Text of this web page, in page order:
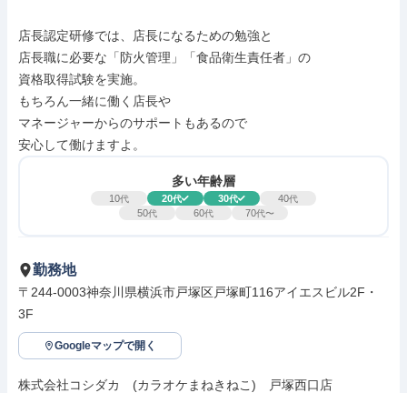
店長認定研修では、店長になるための勉強と
店長職に必要な「防火管理」「食品衛生責任者」の
資格取得試験を実施。
もちろん一緒に働く店長や
マネージャーからのサポートもあるので
安心して働けますよ。
多い年齢層
10代 20代 30代 40代
50代 60代 70代〜
勤務地
〒244-0003神奈川県横浜市戸塚区戸塚町116アイエスビル2F・
3F
Googleマップで開く
株式会社コシダカ　(カラオケまねきねこ)　戸塚西口店